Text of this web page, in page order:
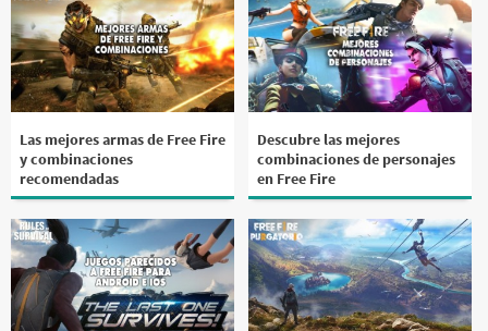
Las mejores armas de Free Fire
y combinaciones
recomendadas
Descubre las mejores
combinaciones de personajes
en Free Fire